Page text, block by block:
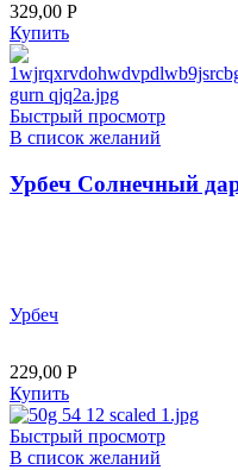
329,00 Р
Купить
Быстрый просмотр
В список желаний
Урбеч Солнечный
Урбеч
229,00 Р
Купить
Быстрый просмотр
В список желаний